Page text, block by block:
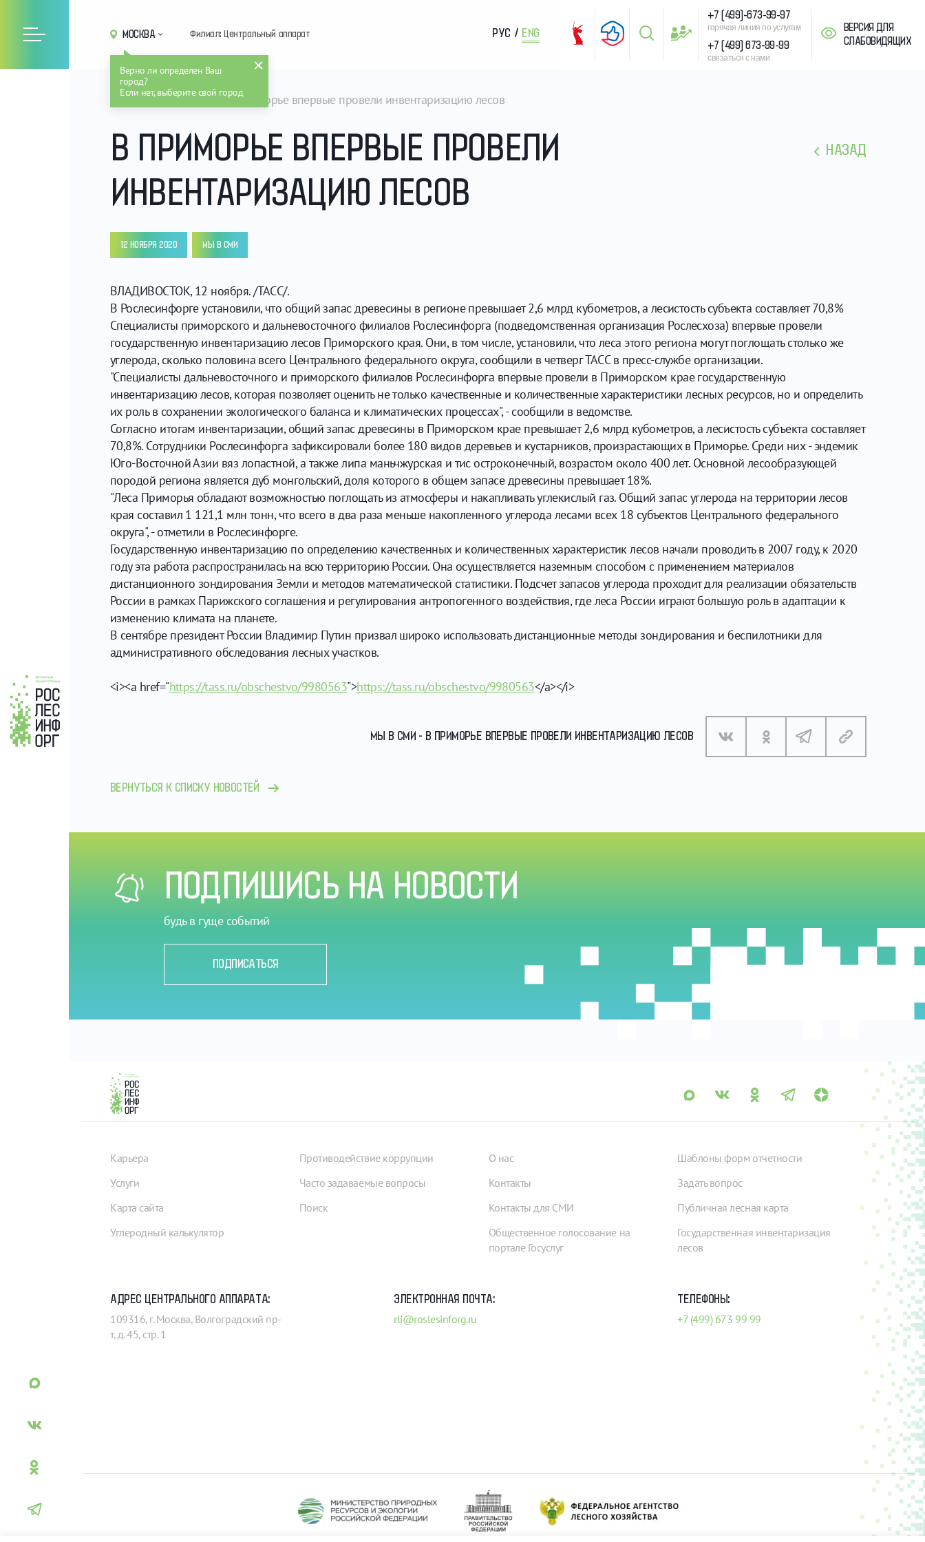
МОСКВА
Верно ли определен Ваш
город?
Если нет, выберите свой город
Филиал: Центральный аппарат РУС / ENG
+7 (499)-673-99-97
горячая линия по услугам
+7 (499) 673-99-99
связаться с нами
ВЕРСИЯ ДЛЯ
СЛАБОВИДЯЩИХ
Главная Новости В Приморье впервые провели инвентаризацию лесов
В ПРИМОРЬЕ ВПЕРВЫЕ ПРОВЕЛИ
ИНВЕНТАРИЗАЦИЮ ЛЕСОВ
НАЗАД
12 НОЯБРЯ 2020 МЫ В СМИ
ВЛАДИВОСТОК, 12 ноября. /ТАСС/.
В Рослесинфорге установили, что общий запас древесины в регионе превышает 2,6 млрд кубометров, а лесистость субъекта составляет 70,8%
Специалисты приморского и дальневосточного филиалов Рослесинфорга (подведомственная организация Рослесхоза) впервые провели
государственную инвентаризацию лесов Приморского края. Они, в том числе, установили, что леса этого региона могут поглощать столько же
углерода, сколько половина всего Центрального федерального округа, сообщили в четверг ТАСС в пресс-службе организации.
"Специалисты дальневосточного и приморского филиалов Рослесинфорга впервые провели в Приморском крае государственную
инвентаризацию лесов, которая позволяет оценить не только качественные и количественные характеристики лесных ресурсов, но и определить
их роль в сохранении экологического баланса и климатических процессах", - сообщили в ведомстве.
Согласно итогам инвентаризации, общий запас древесины в Приморском крае превышает 2,6 млрд кубометров, а лесистость субъекта составляет
70,8%. Сотрудники Рослесинфорга зафиксировали более 180 видов деревьев и кустарников, произрастающих в Приморье. Среди них - эндемик
Юго-Восточной Азии вяз лопастной, а также липа маньчжурская и тис остроконечный, возрастом около 400 лет. Основной лесообразующей
породой региона является дуб монгольский, доля которого в общем запасе древесины превышает 18%.
"Леса Приморья обладают возможностью поглощать из атмосферы и накапливать углекислый газ. Общий запас углерода на территории лесов
края составил 1 121,1 млн тонн, что всего в два раза меньше накопленного углерода лесами всех 18 субъектов Центрального федерального
округа", - отметили в Рослесинфорге.
Государственную инвентаризацию по определению качественных и количественных характеристик лесов начали проводить в 2007 году, к 2020
году эта работа распространилась на всю территорию России. Она осуществляется наземным способом с применением материалов
дистанционного зондирования Земли и методов математической статистики. Подсчет запасов углерода проходит для реализации обязательств
России в рамках Парижского соглашения и регулирования антропогенного воздействия, где леса России играют большую роль в адаптации к
изменению климата на планете.
В сентябре президент России Владимир Путин призвал широко использовать дистанционные методы зондирования и беспилотники для
административного обследования лесных участков.
<i><a href="https://tass.ru/obschestvo/9980563">https://tass.ru/obschestvo/9980563</a></i>
МЫ В СМИ - В ПРИМОРЬЕ ВПЕРВЫЕ ПРОВЕЛИ ИНВЕНТАРИЗАЦИЮ ЛЕСОВ
ВЕРНУТЬСЯ К СПИСКУ НОВОСТЕЙ
ПОДПИШИСЬ НА НОВОСТИ
будь в гуще событий
ПОДПИСАТЬСЯ
Карьера
Услуги
Карта сайта
Углеродный калькулятор
Противодействие коррупции
Часто задаваемые вопросы
Поиск
О нас
Контакты
Контакты для СМИ
Общественное голосование на
портале Госуслуг
Шаблоны форм отчетности
Задать вопрос
Публичная лесная карта
Государственная инвентаризация
лесов
АДРЕС ЦЕНТРАЛЬНОГО АППАРАТА:
109316, г. Москва, Волгоградский пр-
т, д. 45, стр. 1
ЭЛЕКТРОННАЯ ПОЧТА:
rli@roslesinforg.ru
ТЕЛЕФОНЫ:
+7 (499) 673 99 99